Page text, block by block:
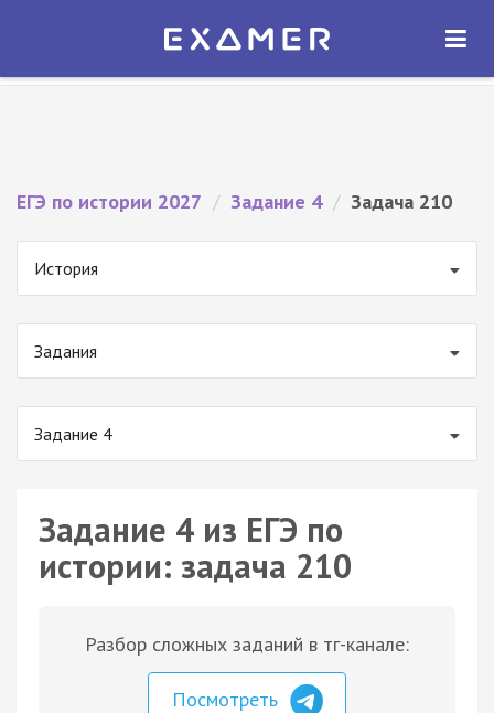
Экзамер — ЕГЭ 2027
ОТКРЫТЬ
ЕГЭ по истории 2027 / Задание 4 / Задача 210
История
Задания
Задание 4
Задание 4 из ЕГЭ по
истории: задача 210
Разбор сложных заданий в тг-канале:
Посмотреть